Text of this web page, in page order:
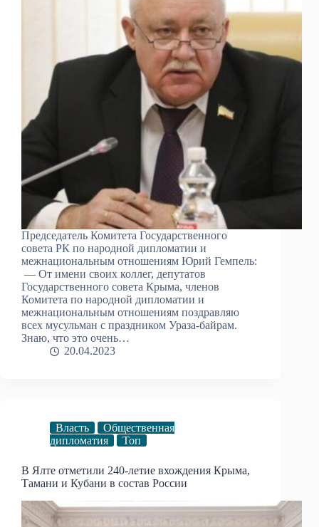
Председатель Комитета Государственного
совета РК по народной дипломатии и
межнациональным отношениям Юрий Гемпель:
— От имени своих коллег, депутатов
Государственного совета Крыма, членов
Комитета по народной дипломатии и
межнациональным отношениям поздравляю
всех мусульман с праздником Ураза-байрам.
Знаю, что это очень…
20.04.2023
Власть
Общественная
дипломатия
Топ
В Ялте отметили 240-летие вхождения Крыма,
Тамани и Кубани в состав России